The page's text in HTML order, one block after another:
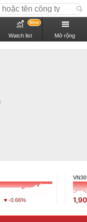
Watch list
New
Mở rộng
-0.66%
VN30